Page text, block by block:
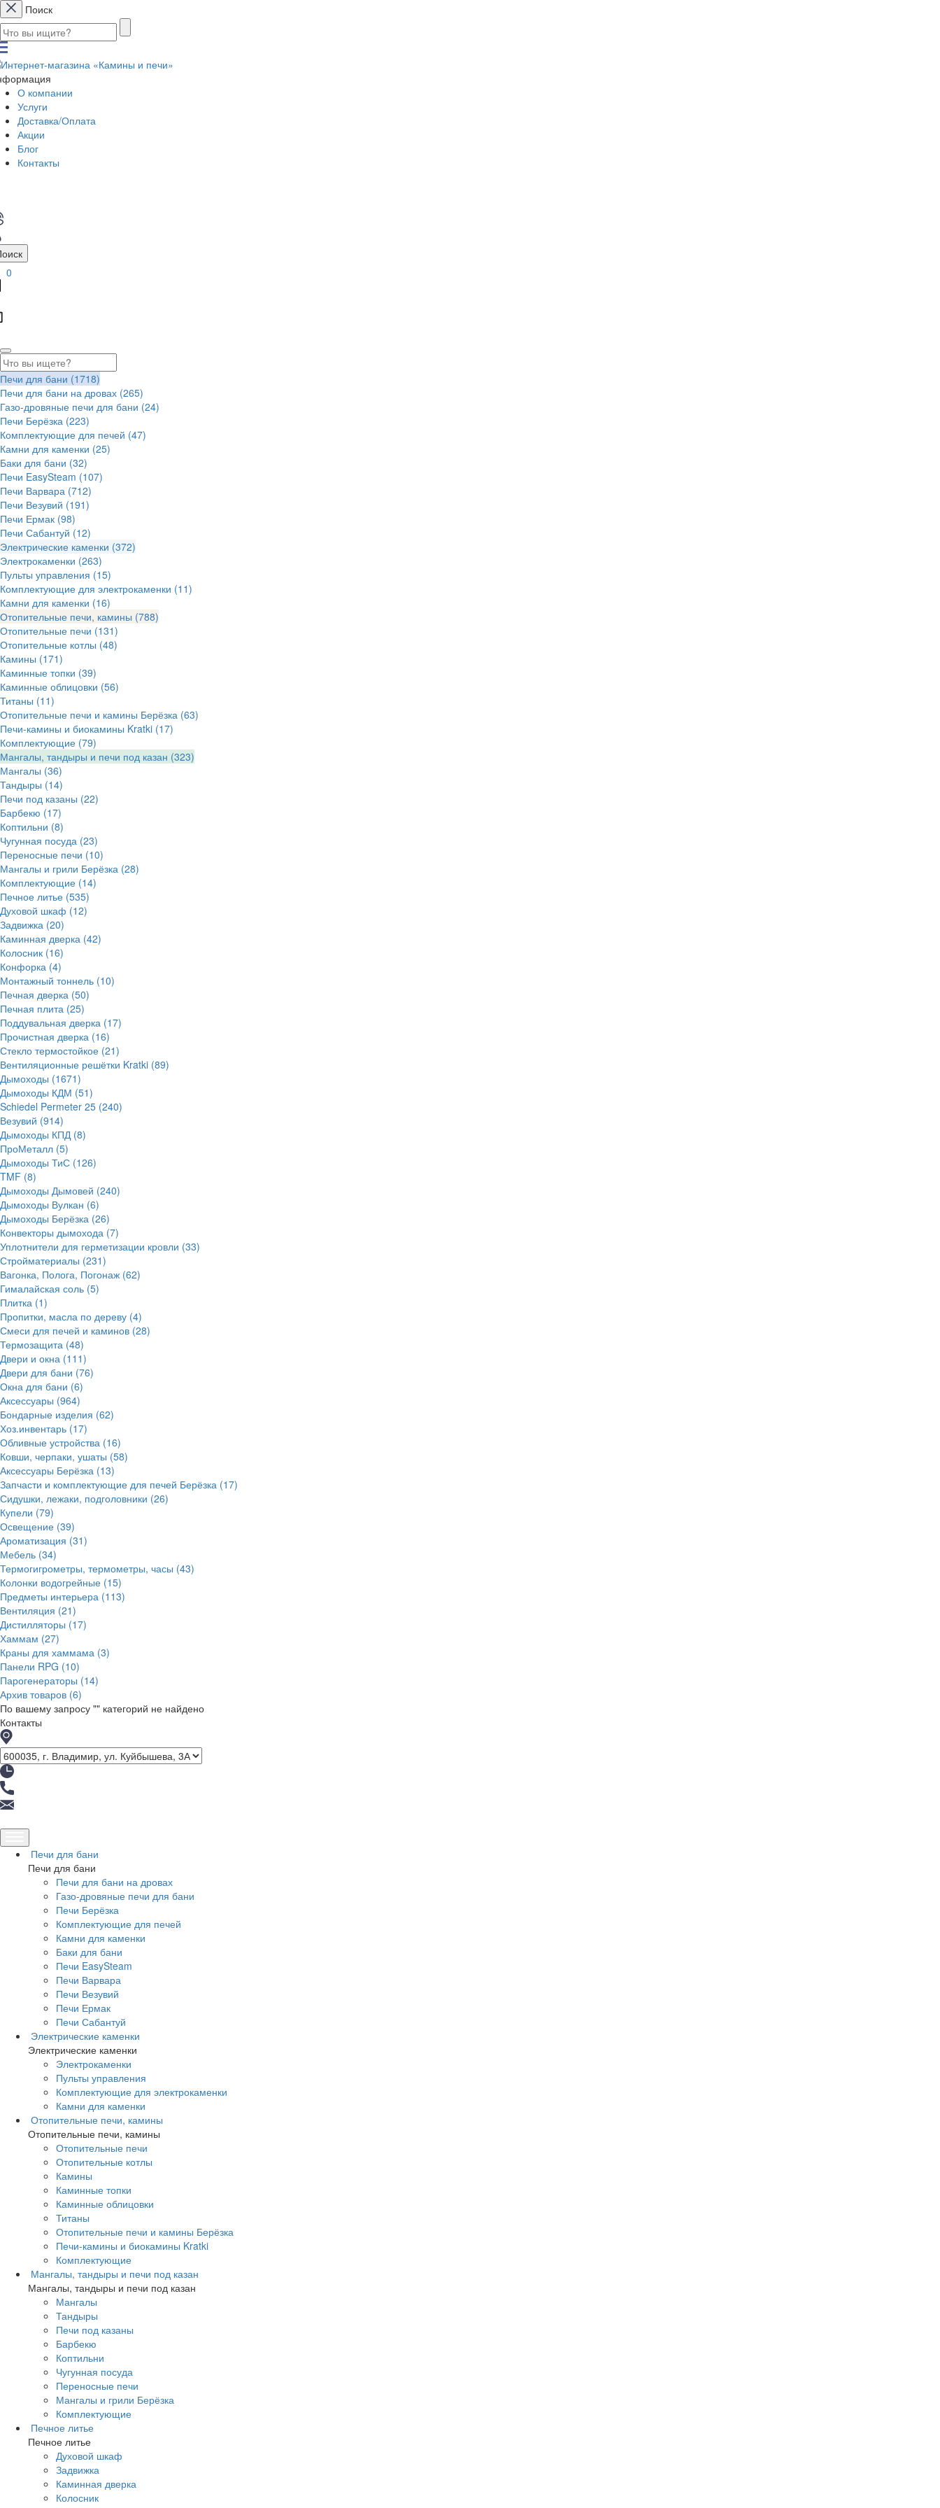
Поиск
О компании
Услуги
Доставка/Оплата
Акции
Блог
Контакты
0
Печи для бани (1718)
Печи для бани на дровах (265)
Газо-дровяные печи для бани (24)
Печи Берёзка (223)
Комплектующие для печей (47)
Камни для каменки (25)
Баки для бани (32)
Печи EasySteam (107)
Печи Варвара (712)
Печи Везувий (191)
Печи Ермак (98)
Печи Сабантуй (12)
Электрические каменки (372)
Электрокаменки (263)
Пульты управления (15)
Комплектующие для электрокаменки (11)
Камни для каменки (16)
Отопительные печи, камины (788)
Отопительные печи (131)
Отопительные котлы (48)
Камины (171)
Каминные топки (39)
Каминные облицовки (56)
Титаны (11)
Отопительные печи и камины Берёзка (63)
Печи-камины и биокамины Kratki (17)
Комплектующие (79)
Мангалы, тандыры и печи под казан (323)
Мангалы (36)
Тандыры (14)
Печи под казаны (22)
Барбекю (17)
Коптильни (8)
Чугунная посуда (23)
Переносные печи (10)
Мангалы и грили Берёзка (28)
Комплектующие (14)
Печное литье (535)
Духовой шкаф (12)
Задвижка (20)
Каминная дверка (42)
Колосник (16)
Конфорка (4)
Монтажный тоннель (10)
Печная дверка (50)
Печная плита (25)
Поддувальная дверка (17)
Прочистная дверка (16)
Стекло термостойкое (21)
Вентиляционные решётки Kratki (89)
Дымоходы (1671)
Дымоходы КДМ (51)
Schiedel Permeter 25 (240)
Везувий (914)
Дымоходы КПД (8)
ПроМеталл (5)
Дымоходы ТиС (126)
TMF (8)
Дымоходы Дымовей (240)
Дымоходы Вулкан (6)
Дымоходы Берёзка (26)
Конвекторы дымохода (7)
Уплотнители для герметизации кровли (33)
Стройматериалы (231)
Вагонка, Полога, Погонаж (62)
Гималайская соль (5)
Плитка (1)
Пропитки, масла по дереву (4)
Смеси для печей и каминов (28)
Термозащита (48)
Двери и окна (111)
Двери для бани (76)
Окна для бани (6)
Аксессуары (964)
Бондарные изделия (62)
Хоз.инвентарь (17)
Обливные устройства (16)
Ковши, черпаки, ушаты (58)
Аксессуары Берёзка (13)
Запчасти и комплектующие для печей Берёзка (17)
Сидушки, лежаки, подголовники (26)
Купели (79)
Освещение (39)
Ароматизация (31)
Мебель (34)
Термогигрометры, термометры, часы (43)
Колонки водогрейные (15)
Предметы интерьера (113)
Вентиляция (21)
Дистилляторы (17)
Хаммам (27)
Краны для хаммама (3)
Панели RPG (10)
Парогенераторы (14)
Архив товаров (6)
По вашему запросу "" категорий не найдено
Контакты
Печи для бани
Печи для бани
Печи для бани на дровах
Газо-дровяные печи для бани
Печи Берёзка
Комплектующие для печей
Камни для каменки
Баки для бани
Печи EasySteam
Печи Варвара
Печи Везувий
Печи Ермак
Печи Сабантуй
Электрические каменки
Электрические каменки
Электрокаменки
Пульты управления
Комплектующие для электрокаменки
Камни для каменки
Отопительные печи, камины
Отопительные печи, камины
Отопительные печи
Отопительные котлы
Камины
Каминные топки
Каминные облицовки
Титаны
Отопительные печи и камины Берёзка
Печи-камины и биокамины Kratki
Комплектующие
Мангалы, тандыры и печи под казан
Мангалы, тандыры и печи под казан
Мангалы
Тандыры
Печи под казаны
Барбекю
Коптильни
Чугунная посуда
Переносные печи
Мангалы и грили Берёзка
Комплектующие
Печное литье
Печное литье
Духовой шкаф
Задвижка
Каминная дверка
Колосник